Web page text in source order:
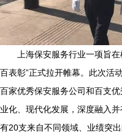
上海保安服务行业一项旨
百表彰”正式拉开帷幕。此次活
百家优秀保安服务公司和百支
业化、现代化发展，深度融入
有20支来自不同领域、业绩突